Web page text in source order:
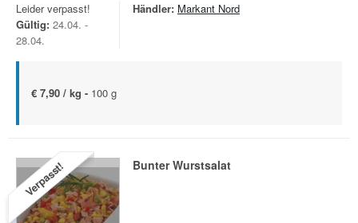
Leider verpasst!
Gültig: 24.04. -
28.04.
Händler: Markant Nord
€ 7,90 / kg - 100 g
Verpasst! Bunter Wurstsalat